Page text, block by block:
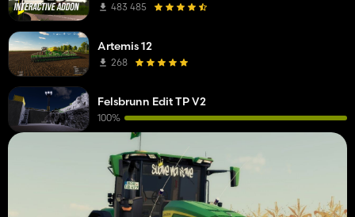
483 485
Artemis 12
268
Felsbrunn Edit TP V2
100%